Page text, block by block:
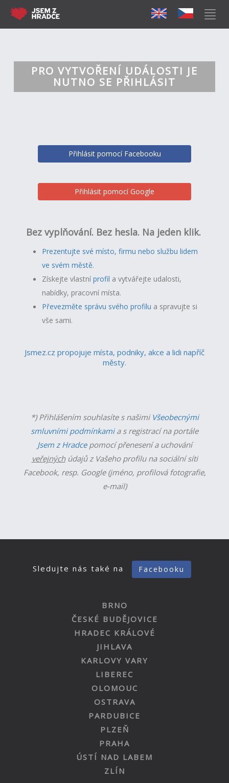
PRO VYTVOŘENÍ UDÁLOSTI JE
NUTNO SE PŘIHLÁSIT
Přihlásit pomocí Facebooku
Přihlásit pomocí Google
Bez vyplňování. Bez hesla. Na jeden klik.
Prezentujte své místo, firmu nebo službu lidem
ve svém městě.
Získejte vlastníprofil a vytvářejte udalosti,
nabídky, pracovní místa.
Převezměte správu svého profilu a spravujte si
vše sami.
Jsmez.cz propojuje místa, podniky, akce a lidi napříč
městy.
*) Přihlášením souhlasíte s našimi Všeobecnými
smluvními podmínkamia s registrací na portále
Jsem z Hradcepomocí přenesení a uchování
veřejnýchúdajů z Vašeho profilu na sociální síti
Facebook, resp. Google (jméno, profilová fotografie,
e-mail)
Sledujte nás také na Facebooku
BRNO
ČESKÉ BUDĚJOVICE
HRADEC KRÁLOVÉ
JIHLAVA
KARLOVY VARY
LIBEREC
OLOMOUC
OSTRAVA
PARDUBICE
PLZEŇ
PRAHA
ÚSTÍ NAD LABEM
ZLÍN